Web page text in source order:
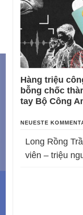
Hàng triệu
bỗng chốc
tay Bộ Công
NEUESTE
Long Rồng
viên – triệu